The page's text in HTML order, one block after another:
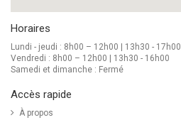
Horaires
Lundi - jeudi : 8h00 – 12h00 | 13h30 - 17h00
Vendredi : 8h00 – 12h00 | 13h30 - 16h00
Samedi et dimanche : Fermé
Accès rapide
À propos